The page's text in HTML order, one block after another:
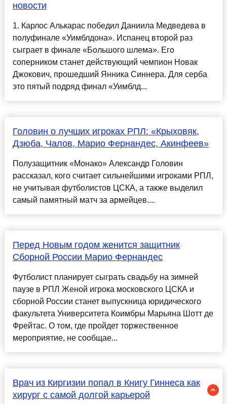
новости
1. Карлос Алькарас победил Даниила Медведева в
полуфинале «Уимблдона». Испанец второй раз
сыграет в финале «Большого шлема». Его
соперником станет действующий чемпион Новак
Джокович, прошедший Янника Синнера. Для серба
это пятый подряд финал «Уимблд...
Головин о лучших игроках РПЛ: «Крыховяк,
Дзюба, Чалов, Марио Фернандес, Акинфеев»
Полузащитник «Монако» Александр Головин
рассказал, кого считает сильнейшими игроками РПЛ,
не учитывая футболистов ЦСКА, а также выделил
самый памятный матч за армейцев....
Перед Новым годом женится защитник
Сборной России Марио Фернандес
Футболист планирует сыграть свадьбу на зимней
паузе в РПЛ Женой игрока московского ЦСКА и
сборной России станет выпускница юридического
факультета Университета Коимбры Марьяна Шотт де
Фрейтас. О том, где пройдет торжественное
мероприятие, не сообщае...
Врач из Киргизии попал в Книгу Гиннеса как
хирург с самой долгой карьерой